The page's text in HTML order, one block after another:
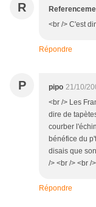
R
<br /> C'est
Répondre
P pipo 21/10/
<br /> Les
dire de
courber
bénéfice du
disais que
/> <br /> <br />
Répondre